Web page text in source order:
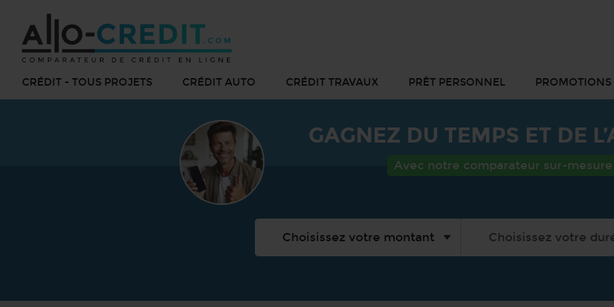
CRÉDIT - TOUS PROJETS CRÉDIT AUTO CRÉDIT TRAVAUX PRÊT PERSONNEL PROMOTIONS
GAGNEZ DU TEMPS ET DE
Avec notre comparateur sur-mesure